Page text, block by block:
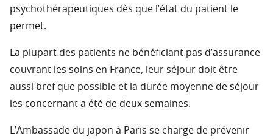
psychothérapeutiques dès que l’état du patient le
permet.
La plupart des patients ne bénéficiant pas d’assurance
couvrant les soins en France, leur séjour doit être
aussi bref que possible et la durée moyenne de séjour
les concernant a été de deux semaines.
L’Ambassade du japon à Paris se charge de prévenir